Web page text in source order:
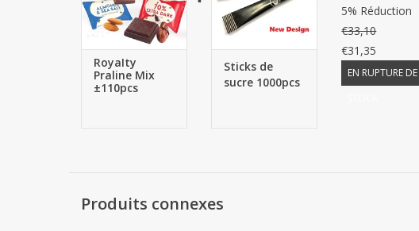
Royalty
Praline Mix
±110pcs
Sticks de
sucre 1000pcs
5% Réduction
€33,10
€31,35
EN RUPTURE DE
Produits connexes